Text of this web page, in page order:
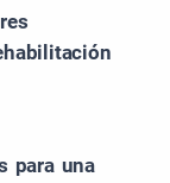
para una